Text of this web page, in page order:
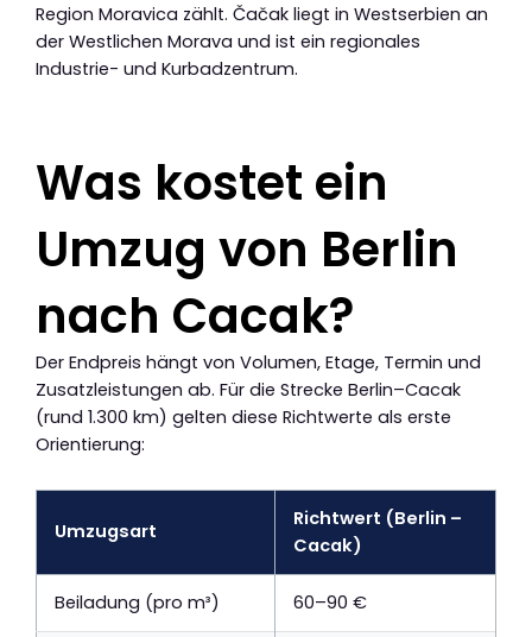
Region Moravica zählt. Čačak liegt in Westserbien an
der Westlichen Morava und ist ein regionales
Industrie- und Kurbadzentrum.
Was kostet ein
Umzug von Berlin
nach Cacak?
Der Endpreis hängt von Volumen, Etage, Termin und
Zusatzleistungen ab. Für die Strecke Berlin–Cacak
(rund 1.300 km) gelten diese Richtwerte als erste
Orientierung:
Umzugsart
Richtwert (Berlin –
Cacak)
Beiladung (pro m³) 60–90 €